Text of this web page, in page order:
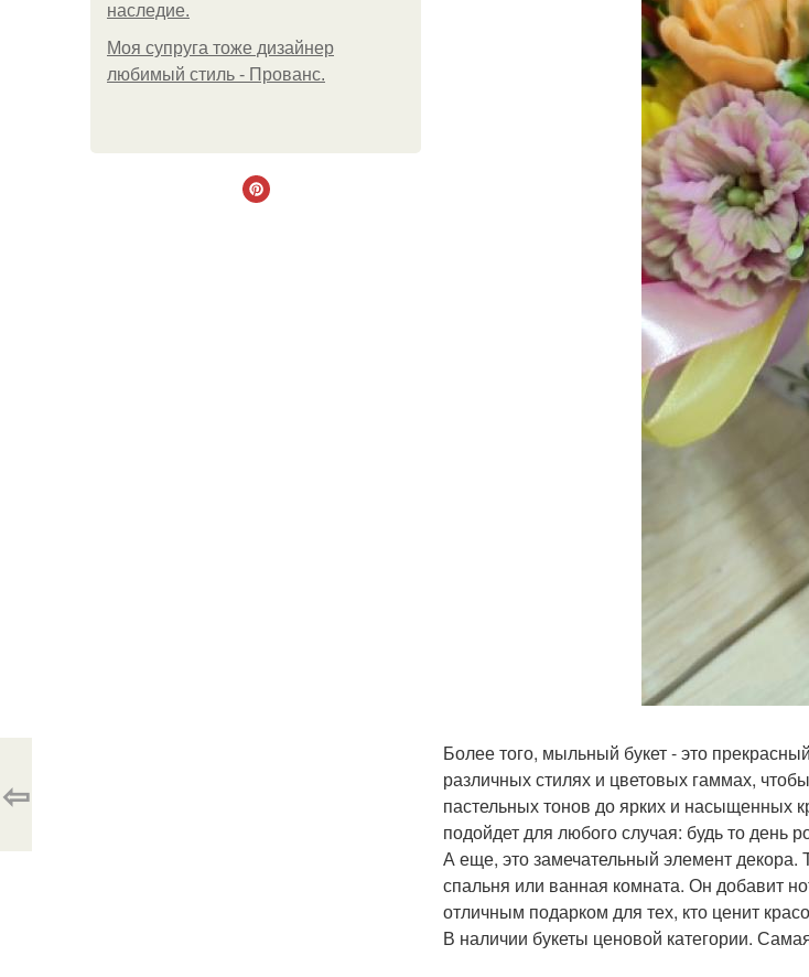
наследие.
Моя супруга тоже дизайнер
любимый стиль - Прованс.
Более того, мыльный букет - это
различных стилях и цветовых гаммах,
пастельных тонов до ярких и насыщенных
подойдет для любого случая: будь то день
А еще, это замечательный элемент декора.
спальня или ванная комната. Он добавит
отличным подарком для тех, кто ценит
В наличии букеты ценовой категории.
⇦